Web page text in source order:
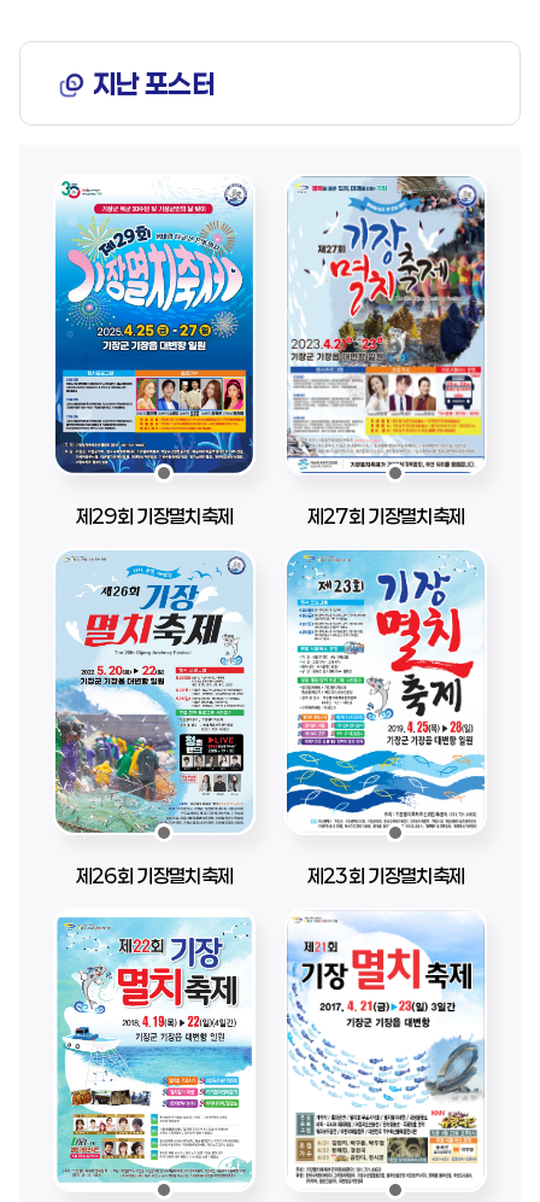
지난 포스터
제29회 기장멸치축제 제27회 기장멸치축제
제26회 기장멸치축제 제23회 기장멸치축제